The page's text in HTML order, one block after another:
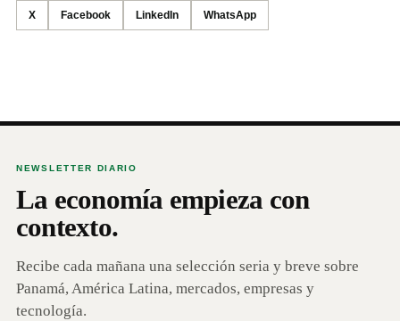
X Facebook LinkedIn WhatsApp
NEWSLETTER DIARIO
La economía empieza con
contexto.
Recibe cada mañana una selección seria y breve sobre
Panamá, América Latina, mercados, empresas y
tecnología.